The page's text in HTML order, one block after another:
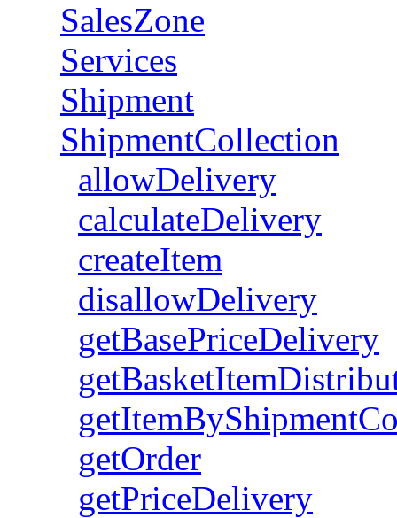
SalesZone
Services
Shipment
ShipmentCollection
allowDelivery
calculateDelivery
createItem
disallowDelivery
getBasePriceDelivery
getOrder
getPriceDelivery